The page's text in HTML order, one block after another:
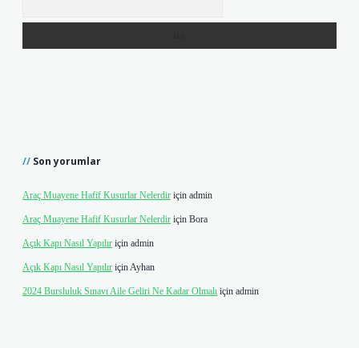
Son yorumlar
Araç Muayene Hafif Kusurlar Nelerdir için admin
Araç Muayene Hafif Kusurlar Nelerdir için Bora
Açık Kapı Nasıl Yapılır için admin
Açık Kapı Nasıl Yapılır içinAyhan
2024 Bursluluk Sınavı Aile Geliri Ne Kadar Olmalı için admin